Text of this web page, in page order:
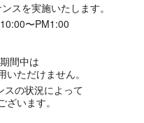
スを実施いたします。
〜PM1:00
間中は
ただけません。
スの状況によって
います。